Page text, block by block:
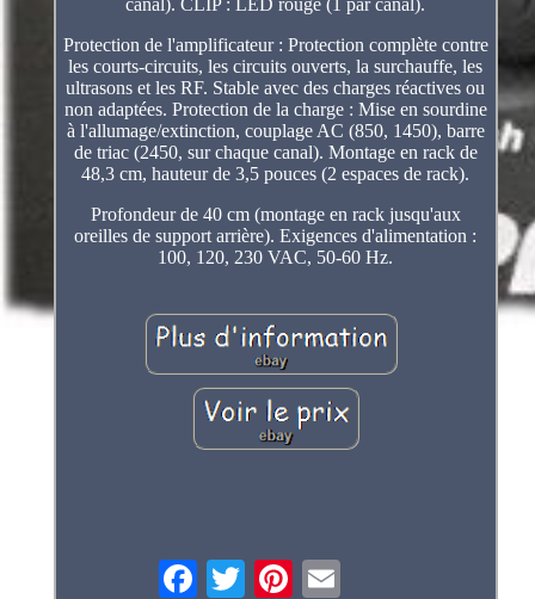
canal). CLIP : LED rouge (1 par canal).
Protection de l'amplificateur : Protection complète contre
les courts-circuits, les circuits ouverts, la surchauffe, les
ultrasons et les RF. Stable avec des charges réactives ou
non adaptées. Protection de la charge : Mise en sourdine
à l'allumage/extinction, couplage AC (850, 1450), barre
de triac (2450, sur chaque canal). Montage en rack de
48,3 cm, hauteur de 3,5 pouces (2 espaces de rack).
Profondeur de 40 cm (montage en rack jusqu'aux
oreilles de support arrière). Exigences d'alimentation :
100, 120, 230 VAC, 50-60 Hz.